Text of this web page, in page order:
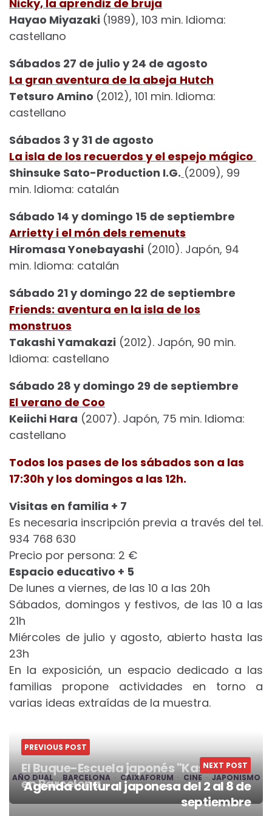
Nicky, la aprendiz de bruja
Hayao Miyazaki (1989), 103 min. Idioma:
castellano
Sábados 27 de julio y 24 de agosto
La gran aventura de la abeja Hutch
Tetsuro Amino (2012), 101 min. Idioma:
castellano
Sábados 3 y 31 de agosto
La isla de los recuerdos y el espejo mágico
Shinsuke Sato-Production I.G. (2009), 99
min. Idioma: catalán
Sábado 14 y domingo 15 de septiembre
Arrietty i el món dels remenuts
Hiromasa Yonebayashi (2010). Japón, 94
min. Idioma: catalán
Sábado 21 y domingo 22 de septiembre
Friends: aventura en la isla de los
monstruos
Takashi Yamakazi (2012). Japón, 90 min.
Idioma: castellano
Sábado 28 y domingo 29 de septiembre
El verano de Coo
Keiichi Hara (2007). Japón, 75 min. Idioma:
castellano
Todos los pases de los sábados son a las
17:30h y los domingos a las 12h.
Visitas en familia + 7
Es necesaria inscripción previa a través del tel.
934 768 630
Precio por persona: 2 €
Espacio educativo + 5
De lunes a viernes, de las 10 a las 20h
Sábados, domingos y festivos, de las 10 a las
21h
Miércoles de julio y agosto, abierto hasta las
23h
En la exposición, un espacio dedicado a las
familias propone actividades en torno a
varias ideas extraídas de la muestra.
AÑO DUAL BARCELONA CAIXAFORUM CINE JAPONISMO
Post
PREVIOUS POST
El Buque-Escuela japonés "Kashima"
en Barcelona
NEXT POST
Agenda cultural japonesa del 2 al 8 de
septiembre